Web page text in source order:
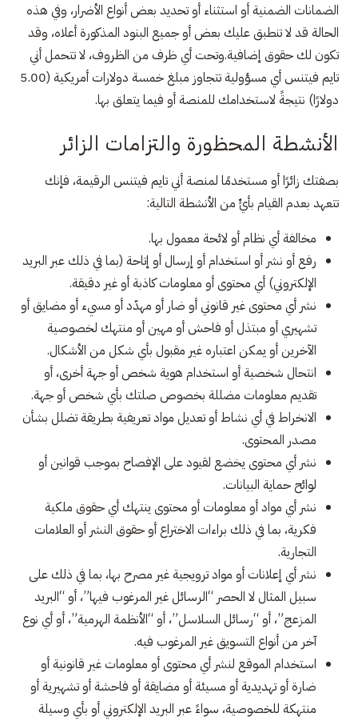
الضمانات الضمنية أو استثناء أو تحديد بعض أنواع الأضرار، وفي هذه
الحالة قد لا تنطبق عليك بعض أو جميع البنود المذكورة أعلاه، وقد
تكون لك حقوق إضافية.وتحت أي ظرف من الظروف، لا تتحمل أني
تايم فيتنس أي مسؤولية تتجاوز مبلغ خمسة دولارات أمريكية (5.00
دولارًا) نتيجةً لاستخدامك للمنصة أو فيما يتعلق بها.
الأنشطة المحظورة والتزامات الزائر
بصفتك زائرًا أو مستخدمًا لمنصة أني تايم فيتنس الرقيمة، فإنك
تتعهد بعدم القيام بأيٍّ من الأنشطة التالية:
مخالفة أي نظام أو لائحة معمول بها.
رفع أو نشر أو استخدام أو إرسال أو إتاحة (بما في ذلك عبر البريد
الإلكتروني) أي محتوى أو معلومات كاذبة أو غير دقيقة.
نشر أي محتوى غير قانوني أو ضار أو مهدّد أو مسيء أو مضايق أو
تشهيري أو مبتذل أو فاحش أو مهين أو منتهك لخصوصية
الآخرين أو يمكن اعتباره غير مقبول بأي شكل من الأشكال.
انتحال شخصية أو استخدام هوية شخص أو جهة أخرى، أو
تقديم معلومات مضللة بخصوص صلتك بأي شخص أو جهة.
الانخراط في أي نشاط أو تعديل مواد تعريفية بطريقة تضلل بشأن
مصدر المحتوى.
نشر أي محتوى يخضع لقيود على الإفصاح بموجب قوانين أو
لوائح حماية البيانات.
نشر أي مواد أو معلومات أو محتوى ينتهك أي حقوق ملكية
فكرية، بما في ذلك براءات الاختراع أو حقوق النشر أو العلامات
التجارية.
نشر أي إعلانات أو مواد ترويجية غير مصرح بها، بما في ذلك على
سبيل المثال لا الحصر “الرسائل غير المرغوب فيها”، أو “البريد
المزعج”، أو “رسائل السلاسل”، أو “الأنظمة الهرمية”، أو أي نوع
آخر من أنواع التسويق غير المرغوب فيه.
استخدام الموقع لنشر أي محتوى أو معلومات غير قانونية أو
ضارة أو تهديدية أو مسيئة أو مضايقة أو فاحشة أو تشهيرية أو
منتهكة للخصوصية، سواءً عبر البريد الإلكتروني أو بأي وسيلة